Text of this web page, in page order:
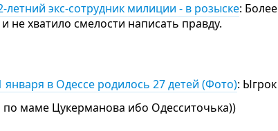
летний экс-сотрудник милиции - в розыске:
не хватило смелости написать правду.
в Одессе родилось 27 детей (Фото):
маме Цукерманова ибо Одесситочька))